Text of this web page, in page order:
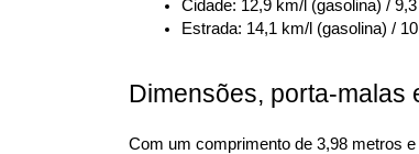
Cidade: 12,9 km/l (gasolina) /
Estrada: 14,1 km/l (gasolina) /
Dimensões, porta-malas
Com um comprimento de 3,98 metros